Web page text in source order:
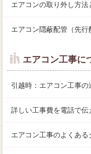
エアコンの取り外し方法
エアコン隠蔽配管（先行
エアコン工事に
引越時：エアコン工事
詳しい工事費を電話で伝
エアコン工事のよくある